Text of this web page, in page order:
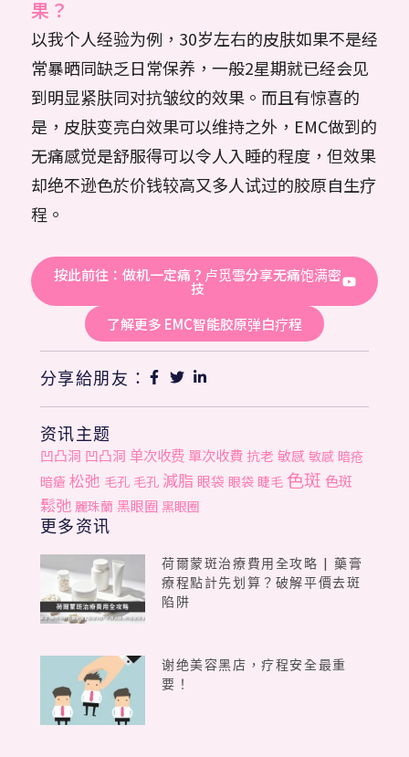
果？
以我个人经验为例，30岁左右的皮肤如果不是经
常暴晒同缺乏日常保养，一般2星期就已经会见
到明显紧肤同对抗皱纹的效果。而且有惊喜的
是，皮肤变亮白效果可以维持之外，EMC做到的
无痛感觉是舒服得可以令人入睡的程度，但效果
却绝不逊色於价钱较高又多人试过的胶原自生疗
程。
按此前往：做机一定痛？卢觅雪分享无痛饱满密
技
了解更多 EMC智能胶原弹白疗程
分享給朋友：
资讯主题
凹凸洞 凹凸洞 单次收费 單次收費 抗老 敏感 敏感 暗疮
暗瘡 松弛 毛孔 毛孔 減脂 眼袋 眼袋 睫毛 色斑 色斑
鬆弛 麗珠蘭 黑眼圈 黑眼圈
更多资讯
荷爾蒙斑治療費用全攻略 | 藥膏
療程點計先划算？破解平價去斑
陷阱
谢绝美容黑店，疗程安全最重
要！